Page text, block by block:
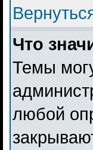
Что
Темы
любой